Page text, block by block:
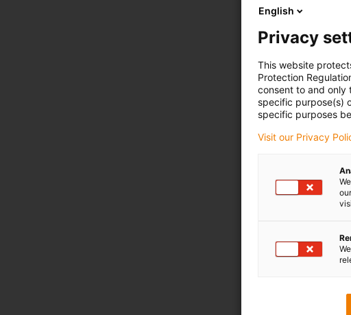
English
Privacy
This website
Protection
consent to and only
specific purpose(s)
specific purposes
Visit our Privacy